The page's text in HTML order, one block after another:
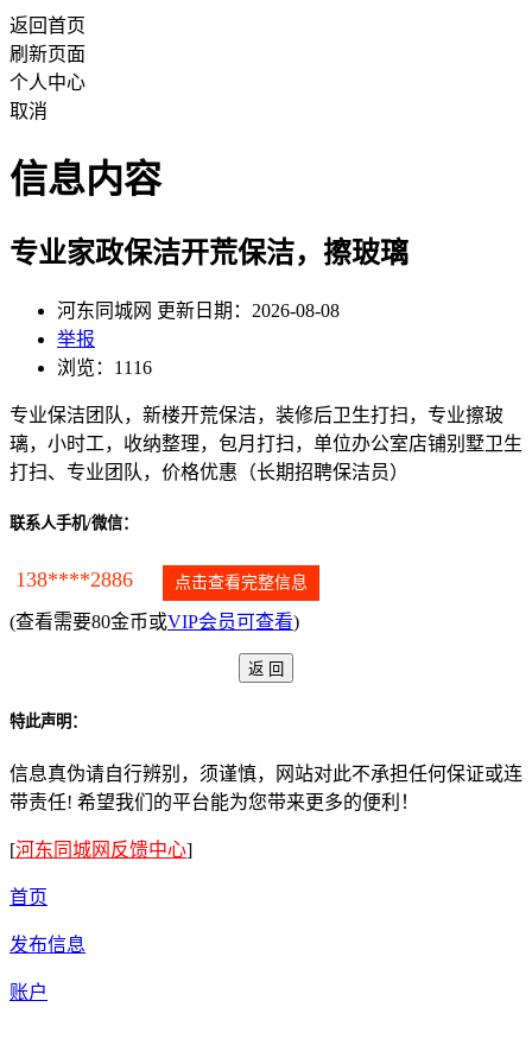
返回首页
刷新页面
个人中心
取消
信息内容
专业家政保洁开荒保洁，擦玻璃
河东同城网 更新日期：2026-08-08
举报
浏览：1116
专业保洁团队，新楼开荒保洁，装修后卫生打扫，专业擦玻
璃，小时工，收纳整理，包月打扫，单位办公室店铺别墅卫生
打扫、专业团队，价格优惠（长期招聘保洁员）
联系人手机/微信：
138****2886 点击查看完整信息
(查看需要80金币或VIP会员可查看)
特此声明：
信息真伪请自行辨别，须谨慎，网站对此不承担任何保证或连
带责任! 希望我们的平台能为您带来更多的便利！
[河东同城网反馈中心]
首页
发布信息
账户